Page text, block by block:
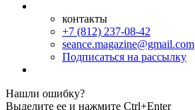
контакты
+7 (812) 237-08-42
seance.magazine@gmail.com
Подписаться на рассылку
Нашли ошибку?
Выделите ее и нажмите Ctrl+Enter